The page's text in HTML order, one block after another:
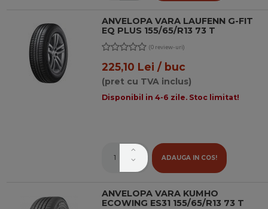
ANVELOPA VARA LAUFENN G-FIT
EQ PLUS 155/65/R13 73 T
(0 review-uri)
225,10 Lei / buc
(pret cu TVA inclus)
Disponibil in 4-6 zile. Stoc limitat!
ADAUGA IN COS!
ANVELOPA VARA KUMHO
ECOWING ES31 155/65/R13 73 T